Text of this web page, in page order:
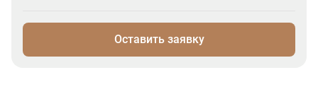
Оставить заявку